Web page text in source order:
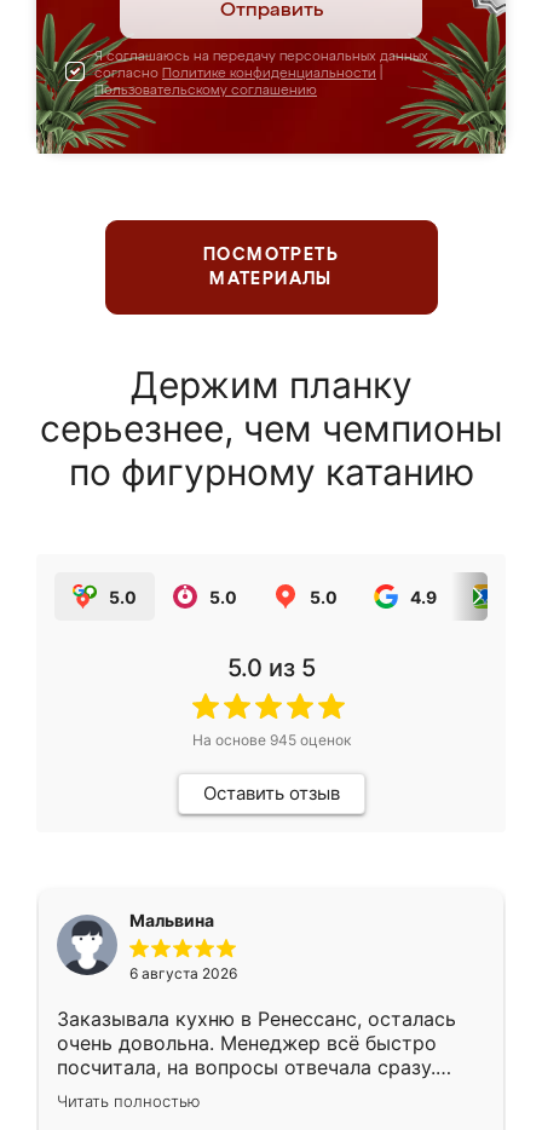
Отправить
Я соглашаюсь на передачу персональных данных
согласно Политике конфиденциальности
Пользовательскому соглашению
ПОСМОТРЕТЬ
МАТЕРИАЛЫ
Держим планку
серьезнее, чем чемпионы
по фигурному катанию
5.0 5.0 5.0 4.9
5.0 из 5
На основе 945оценок
Оставить отзыв
Мальвина
6 августа 2026
Заказывала кухню в Ренессанс, осталась
очень довольна. Менеджер всё быстро
посчитала, на вопросы отвечала сразу.
Замерщик приехал в субботу, подошёл к
делу со всей ответственностью. Собрали
Читать полностью